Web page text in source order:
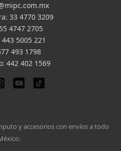
33 4770 3209
55 4747 2705
443 5005 221
493 1798
442 402 1569
y accesorios con envíos a todo